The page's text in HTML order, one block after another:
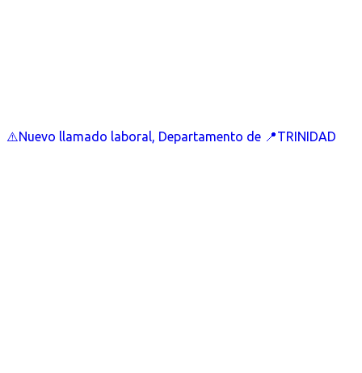
⚠️Nuevo llamado laboral, Departamento de 📍TRINIDAD